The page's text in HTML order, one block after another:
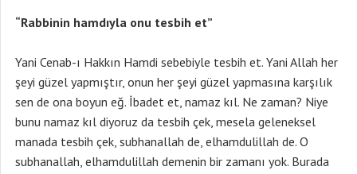
“Rabbinin hamdıyla onu tesbih et”
Yani Cenab-ı Hakkın Hamdi sebebiyle tesbih et. Yani Allah her
şeyi güzel yapmıştır, onun her şeyi güzel yapmasına karşılık
sen de ona boyun eğ. İbadet et, namaz kıl. Ne zaman? Niye
bunu namaz kıl diyoruz da tesbih çek, mesela geleneksel
manada tesbih çek, subhanallah de, elhamdulillah de. O
subhanallah, elhamdulillah demenin bir zamanı yok. Burada